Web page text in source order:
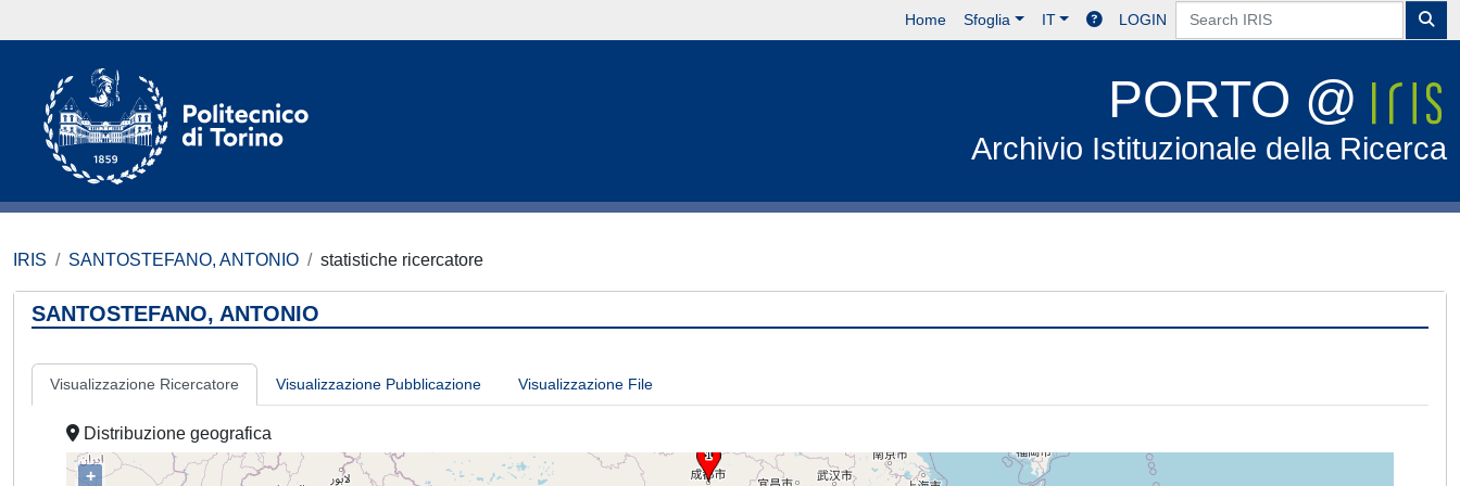
Home Sfoglia IT LOGIN
PORTO @
Archivio Istituzionale della Ricerca
IRIS SANTOSTEFANO, ANTONIO statistiche ricercatore
SANTOSTEFANO, ANTONIO
Visualizzazione Ricercatore Visualizzazione Pubblicazione Visualizzazione File
Distribuzione geografica
+